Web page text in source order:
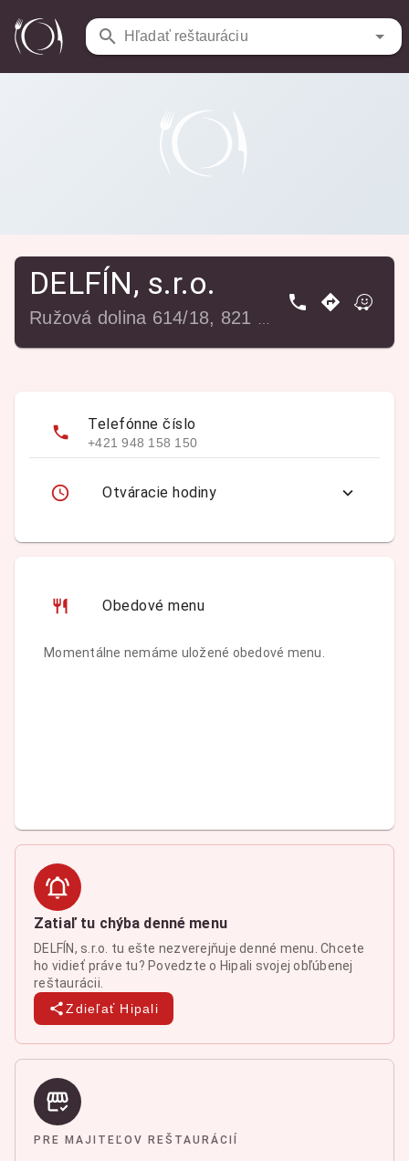
Hľadať reštauráciu
Reštaurácie / DELFÍN, s.r.o.
DELFÍN, s.r.o.
Telefónne číslo
+421 948 158 150
Otváracie hodiny
Obedové menu
Momentálne nemáme uložené obedové menu.
Zatiaľ tu chýba denné menu
DELFÍN, s.r.o. tu ešte nezverejňuje denné menu. Chcete
ho vidieť práve tu? Povedzte o Hipali svojej obľúbenej
reštaurácii.
Zdieľať Hipali
PRE MAJITEĽOV REŠTAURÁCIÍ